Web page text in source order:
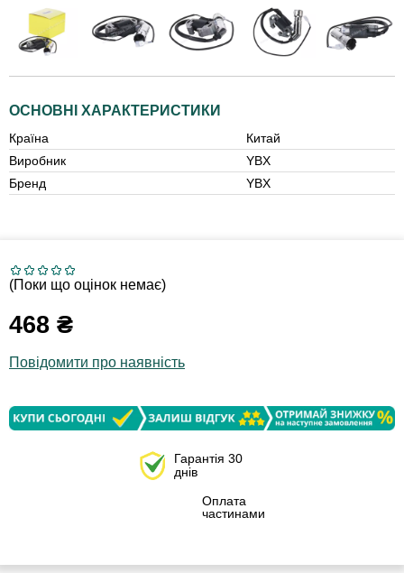
ОСНОВНІ ХАРАКТЕРИСТИКИ
Країна
Китай
Виробник
YBX
Бренд
YBX
(Поки що оцінок немає)
468 ₴
Повідомити про наявність
Гарантія 30
днів
Оплата
частинами